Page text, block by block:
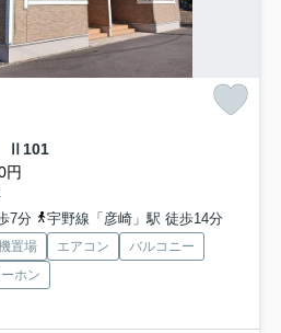
Ⅱ 101
円
7分
宇野線「彦崎」駅 徒歩14分
置場 エアコン
バルコニー
ホン